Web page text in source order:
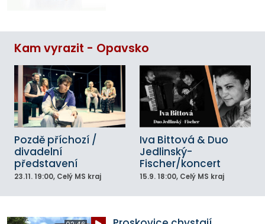
Kam vyrazit - Opavsko
Pozdě příchozí /
divadelní
představení
23.11. 19:00, Celý MS kraj
Iva Bittová & Duo
Jedlinský-
Fischer/koncert
15.9. 18:00, Celý MS kraj